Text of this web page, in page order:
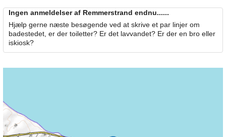
Ingen anmeldelser af Remmerstrand endnu......
Hjælp gerne næste besøgende ved at skrive et par linjer om
badestedet, er der toiletter? Er det lavvandet? Er der en bro eller
iskiosk?